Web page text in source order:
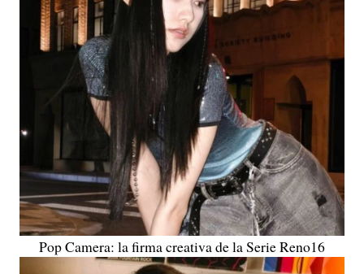
Pop Camera: la firma creativa de la Serie Reno16